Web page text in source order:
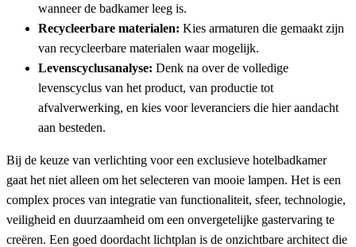
wanneer de badkamer leeg is.
Recycleerbare materialen: Kies armaturen die gemaakt zijn
van recycleerbare materialen waar mogelijk.
Levenscyclusanalyse: Denk na over de volledige
levenscyclus van het product, van productie tot
afvalverwerking, en kies voor leveranciers die hier aandacht
aan besteden.
Bij de keuze van verlichting voor een exclusieve hotelbadkamer
gaat het niet alleen om het selecteren van mooie lampen. Het is een
complex proces van integratie van functionaliteit, sfeer, technologie,
veiligheid en duurzaamheid om een onvergetelijke gastervaring te
creëren. Een goed doordacht lichtplan is de onzichtbare architect die